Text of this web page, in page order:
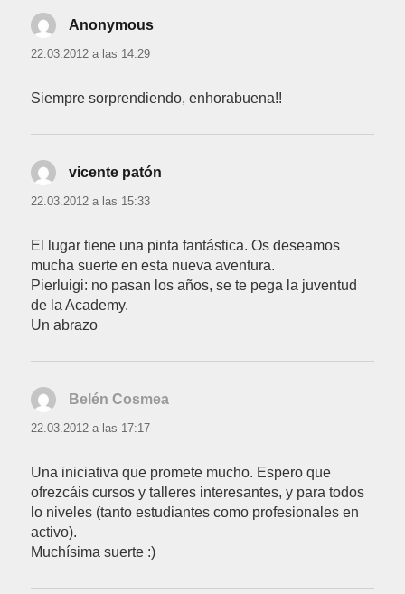
Anonymous
22.03.2012 a las 14:29
Siempre sorprendiendo, enhorabuena!!
vicente patón
22.03.2012 a las 15:33
El lugar tiene una pinta fantástica. Os deseamos
mucha suerte en esta nueva aventura.
Pierluigi: no pasan los años, se te pega la juventud
de la Academy.
Un abrazo
Belén Cosmea
22.03.2012 a las 17:17
Una iniciativa que promete mucho. Espero que
ofrezcáis cursos y talleres interesantes, y para todos
lo niveles (tanto estudiantes como profesionales en
activo).
Muchísima suerte :)